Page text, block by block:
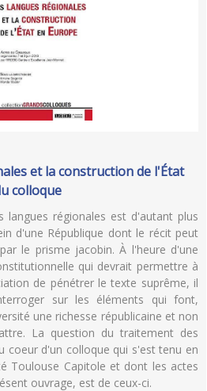
et la construction de l'État
colloque
langues régionales est d'autant plus
d'une République dont le récit peut
le prisme jacobin. À l'heure d'une
qui devrait permettre à
de pénétrer le texte suprême, il
sur les éléments qui font,
une richesse républicaine et non
La question du traitement des
coeur d'un colloque qui s'est tenu en
Toulouse Capitole et dont les actes
ouvrage, est de ceux-ci.